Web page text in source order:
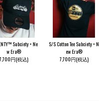
Subciety × Ne
w Era®
円(税込)
S/S Cotton Tee Subciety × N
ew Era®
7,700円(税込)